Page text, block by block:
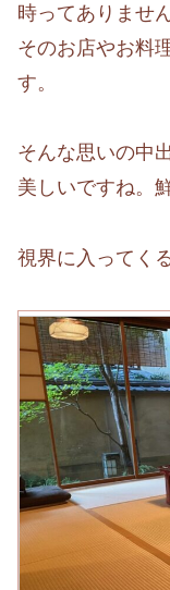
時ってありませ
そのお店やお料
す。
そんな思いの中
美しいですね。
視界に入ってく